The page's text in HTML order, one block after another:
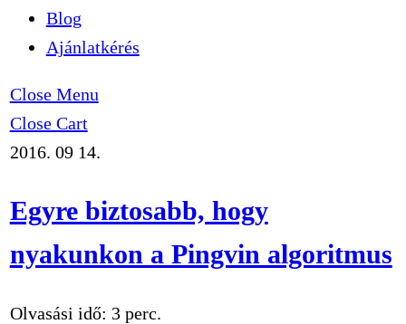
Blog
Ajánlatkérés
Close Menu
Close Cart
2016. 09 14.
Egyre biztosabb, hogy
nyakunkon a Pingvin algoritmus
Olvasási idő: 3 perc.